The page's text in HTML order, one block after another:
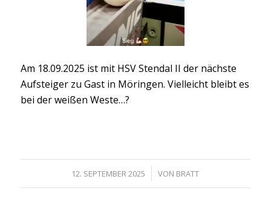
Am 18.09.2025 ist mit HSV Stendal II der nächste
Aufsteiger zu Gast in Möringen. Vielleicht bleibt es
bei der weißen Weste…?
12. SEPTEMBER 2025
/ VON BRATT